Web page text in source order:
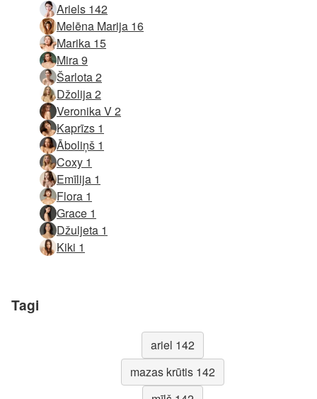
Ariels 142
Melēna Marija 16
Marika 15
Mira 9
Šarlota 2
Džolija 2
Veronika V 2
Kaprīzs 1
Āboliņš 1
Coxy 1
Emīlija 1
Flora 1
Grace 1
Džuljeta 1
Kiki 1
Tagi
ariel 142
mazas krūtis 142